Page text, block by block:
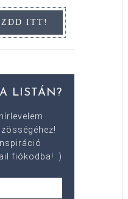
LISTÁN?
fiókodba! :)